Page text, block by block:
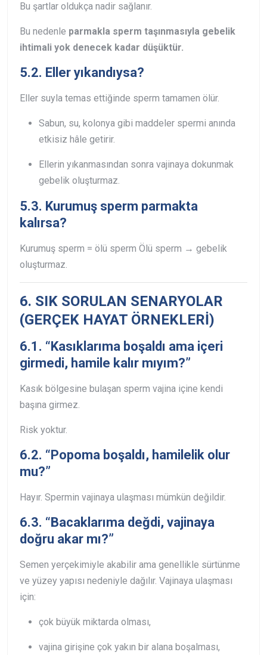
Bu şartlar oldukça nadir sağlanır.
Bu nedenle parmakla sperm taşınmasıyla gebelik
ihtimali yok denecek kadar düşüktür.
5.2. Eller yıkandıysa?
Eller suyla temas ettiğinde sperm tamamen ölür.
Sabun, su, kolonya gibi maddeler spermi anında
etkisiz hâle getirir.
Ellerin yıkanmasından sonra vajinaya dokunmak
gebelik oluşturmaz.
5.3. Kurumuş sperm parmakta
kalırsa?
Kurumuş sperm = ölü sperm Ölü sperm → gebelik
oluşturmaz.
6. SIK SORULAN SENARYOLAR
(GERÇEK HAYAT ÖRNEKLERİ)
6.1. “Kasıklarıma boşaldı ama içeri
girmedi, hamile kalır mıyım?”
Kasık bölgesine bulaşan sperm vajina içine kendi
başına girmez.
Risk yoktur.
6.2. “Popoma boşaldı, hamilelik olur
mu?”
Hayır. Spermin vajinaya ulaşması mümkün değildir.
6.3. “Bacaklarıma değdi, vajinaya
doğru akar mı?”
Semen yerçekimiyle akabilir ama genellikle sürtünme
ve yüzey yapısı nedeniyle dağılır. Vajinaya ulaşması
için:
çok büyük miktarda olması,
vajina girişine çok yakın bir alana boşalması,